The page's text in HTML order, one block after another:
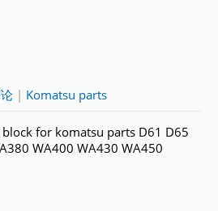
| Komatsu parts
for komatsu parts D61 D65
WA400 WA430 WA450